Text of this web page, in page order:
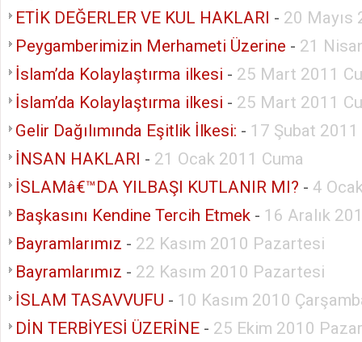
ETİK DEĞERLER VE KUL HAKLARI - 20 Mayıs
Peygamberimizin Merhameti Üzerine - 21
İslam’da Kolaylaştırma ilkesi - 25 Mart 2011
İslam’da Kolaylaştırma ilkesi - 25 Mart 2011
Gelir Dağılımında Eşitlik İlkesi: - 17 Şubat
İNSAN HAKLARI - 21 Ocak 2011 Cuma
İSLAMâ€™DA YILBAŞI KUTLANIR MI? - 4
Başkasını Kendine Tercih Etmek - 16 Aralık
Bayramlarımız - 22 Kasım 2010 Pazartesi
Bayramlarımız - 22 Kasım 2010 Pazartesi
İSLAM TASAVVUFU - 10 Kasım 2010
DİN TERBİYESİ ÜZERİNE - 25 Ekim 2010